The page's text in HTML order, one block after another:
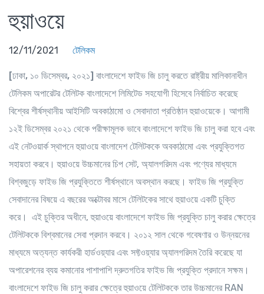
হুয়াওয়ে
12/11/2021 টেলিকম
[ঢাকা, ১০ ডিসেম্বর, ২০২১] বাংলাদেশে ফাইভ জি চালু করতে রাষ্ট্রীয় মালিকানাধীন
টেলিকম অপারেটর টেলিটক বাংলাদেশে লিমিটেড সহযোগী হিসেবে নির্বাচিত করেছে
বিশ্বের শীর্ষস্থানীয় আইসিটি অবকাঠামো ও সেবাদাতা প্রতিষ্ঠান হুয়াওয়েকে। আগামী
১২ই ডিসেম্বর ২০২১ থেকে পরীক্ষামূলক ভাবে বাংলাদেশে ফাইভ জি চালু করা হবে এবং
এই নেটওয়ার্ক স্থাপনে হুয়াওয়ে বাংলাদেশ টেলিটককে অবকাঠামো এবং প্রযুক্তিগত
সহায়তা করবে। হুয়াওয়ে উচ্চমানের চিপ সেট, অ্যালগরিদম এবং পণ্যের মাধ্যমে
বিশ্বজুড়ে ফাইভ জি প্রযুক্তিতে শীর্ষস্থানে অবস্থান করছে। ফাইভ জি প্রযুক্তি
সেবাদানের বিষয়ে এ বছরের অক্টোবর মাসে টেলিটকের সাথে হুয়াওয়ে একটি চুক্তি
করে। এই চুক্তির অধীনে, হুয়াওয়ে বাংলাদেশে ফাইভ জি প্রযুক্তি চালু করার ক্ষেত্রে
টেলিটককে বিশ্বমানের সেবা প্রদান করবে। ২০১২ সাল থেকে গবেষণার ও উন্নয়নের
মাধ্যমে অত্যন্ত কার্যকরী হার্ডওয়্যার এবং সফ্টওয়্যার অ্যালগরিদম তৈরি করেছে যা
অপারেশনের ব্যয় কমানোর পাশাপাশি দ্রুতগতির ফাইভ জি প্রযুক্তি প্রদানে সক্ষম।
বাংলাদেশে ফাইভ জি চালু করার ক্ষেত্রে হুয়াওয়ে টেলিটককে তার উচ্চমানের RAN